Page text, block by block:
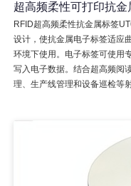
超高频柔性可打印抗
RFID超高频柔性抗金属标签
设计，使抗金属电子标签适应
环境下使用。电子标签可使用
写入电子数据。结合超高频阅
理、生产线管理和设备巡检等